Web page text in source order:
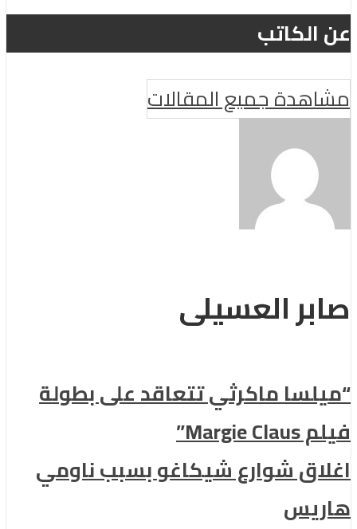
عن الكاتب
مشاهدة جميع المقالات
صابر العسيلى
“ميلسا ماكرثي تتعاقد على بطولة
فيلم Margie Claus”
اغلاق شوارع شيكاغو بسبب ناومي
هاريس